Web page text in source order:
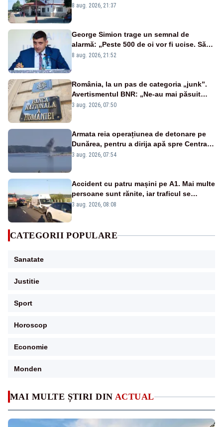
MAI MULTE ȘTIRI DIN ACTUAL
liniile printr-un loc nepermis
8 aug. 2026, 21:37
George Simion trage un semnal de
alarmă: „Peste 500 de oi vor fi ucise. Să
vedem dacă ciobanii vor fi despăgubiți”
8 aug. 2026, 21:52
România, la un pas de categoria „junk”.
Avertismentul BNR: „Ne-au mai păsuit
pentru câteva luni”
3 aug. 2026, 07:50
Armata reia operațiunea de detonare pe
Dunărea, pentru a dirija apă spre Centrala
Cernavodă
3 aug. 2026, 07:54
Accident cu patru mașini pe A1. Mai multe
persoane sunt rănite, iar traficul se
desfășoară pe o singură bandă
3 aug. 2026, 08:08
CATEGORII POPULARE
Sanatate
Justitie
Sport
Horoscop
Economie
Monden